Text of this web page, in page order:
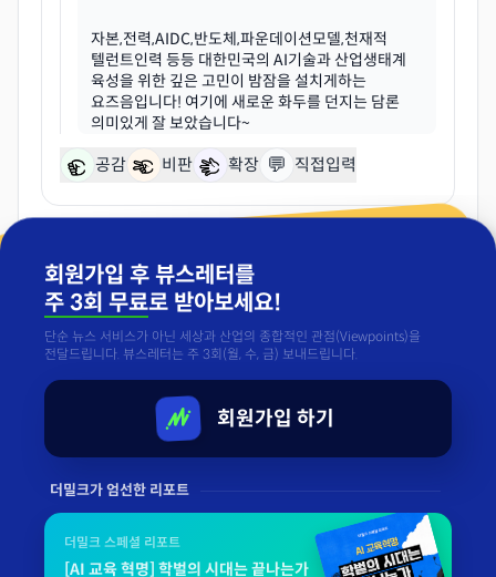
자본,전력,AIDC,반도체,파운데이션모델,천재적
텔런트인력 등등 대한민국의 AI기술과 산업생태계
육성을 위한 깊은 고민이 밤잠을 설치게하는
요즈음입니다! 여기에 새로운 화두를 던지는 담론
공감 비판 확장 💬 직접입력
회원가입 후 뷰스레터를
주 3회 무료로 받아보세요!
단순 뉴스 서비스가 아닌 세상과 산업의 종합적인 관점(Viewpoints)을
전달드립니다. 뷰스레터는 주 3회(월, 수, 금) 보내드립니다.
회원가입 하기
더밀크가 엄선한 리포트
더밀크 스페셜 리포트
[AI 교육 혁명] 학벌의 시대는 끝나는가